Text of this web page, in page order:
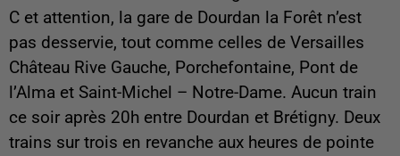
C et attention, la gare de Dourdan la Forêt n’est
pas desservie, tout comme celles de Versailles
Château Rive Gauche, Porchefontaine, Pont de
l’Alma et Saint-Michel – Notre-Dame. Aucun train
ce soir après 20h entre Dourdan et Brétigny. Deux
trains sur trois en revanche aux heures de pointe